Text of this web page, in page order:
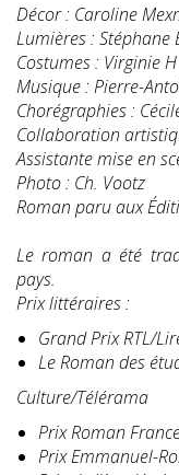
Décor : Caroline
Lumières : Stéphane
Costumes : Virginie H
Musique : Pierre-
Chorégraphies :
Collaboration
Assistante mise en
Photo : Ch. Vootz
Roman paru aux
Le roman a été
pays.
Prix littéraires :
Grand Prix RTL/
Le Roman des
Culture/Télérama
Prix Roman
Prix Emmanuel-